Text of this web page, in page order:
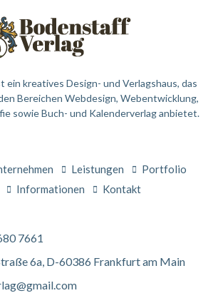
ein kreatives Design- und Verlagshaus, das
Bereichen Webdesign, Webentwicklung,
sowie Buch- und Kalenderverlag anbietet.
Leistungen
Portfolio
Informationen Kontakt
7661
6a, D-60386 Frankfurt am Main